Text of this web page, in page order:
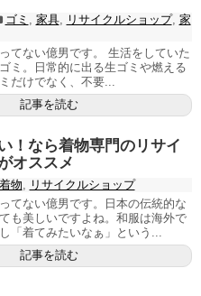
ゴミ , 家具, リサイクルショップ, 家
てない億男です。 生活をしていた
ミ。日常的に出る生ゴミや燃える
だけでなく、不要...
記事を読む
！なら着物専門のリサイ
オススメ
着物, リサイクルショップ
てない億男です。日本の伝統的な
も美しいですよね。和服は海外で
「着てみたいなぁ」という...
記事を読む